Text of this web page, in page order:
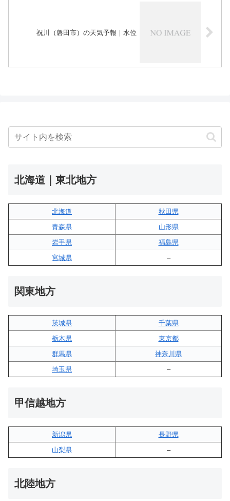
祝川（磐田市）の天気予報｜水位
北海道｜東北地方
北海道
秋田県
青森県
山形県
岩手県
福島県
宮城県
–
関東地方
茨城県
千葉県
栃木県
東京都
群馬県
神奈川県
埼玉県
–
甲信越地方
新潟県
長野県
山梨県
–
北陸地方